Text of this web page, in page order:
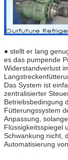
● stellt er lang
es das pumpende
Widerstandverlust
Das System ist
zentralisierter
Betriebsbedingung
Fütterungssystem
Anpassung,
Flüssigkeitsspiegel
Schwankung nicht,
Automatisierung